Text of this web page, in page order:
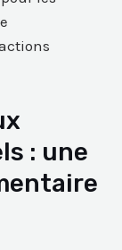
: une